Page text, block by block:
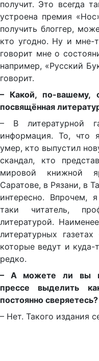
получит. Это всегда
устроена премия
получить блоггер,
кто угодно. Ну и мне-
говорит мне о
например, «Русский
говорит.
– Какой, по-вашему,
посвящённая
– В литературной
информация. То, что
умер, кто выпустил
скандал, кто
мировой книжной
Саратове, в Рязани, в
интересно. Впрочем,
таки читатель,
литературой.
литературных
которые ведут и
редко.
– А можете ли вы в
прессе выделить
постоянно сверяетесь?
– Нет. Такого издания